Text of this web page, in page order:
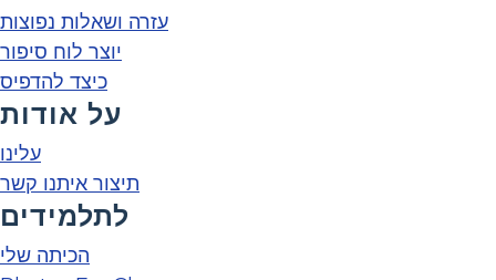
עזרה ושאלות נפוצות
יוצר לוח סיפור
כיצד להדפיס
על אודות
עלינו
תיצור איתנו קשר
לתלמידים
הכיתה שלי